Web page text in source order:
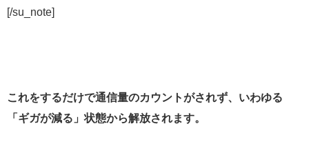
[/su_note]
これをするだけで通信量のカウントがされず、いわゆる
「ギガが減る」状態から解放されます。